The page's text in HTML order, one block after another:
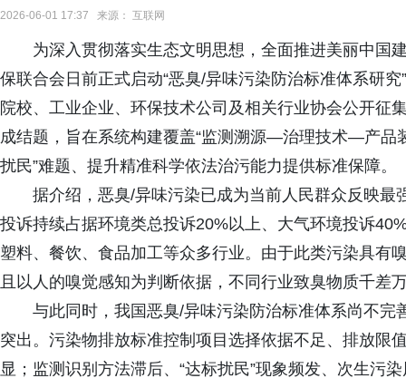
2026-06-01 17:37 来源： 互联网
为深入贯彻落实生态文明思想，全面推进美丽中国
保联合会日前正式启动“恶臭/异味污染防治标准体系研
院校、工业企业、环保技术公司及相关行业协会公开征
成结题，旨在系统构建覆盖“监测溯源—治理技术—产品
扰民”难题、提升精准科学依法治污能力提供标准保障。
据介绍，恶臭/异味污染已成为当前人民群众反映
投诉持续占据环境类总投诉20%以上、大气环境投诉
塑料、餐饮、食品加工等众多行业。由于此类污染具有
且以人的嗅觉感知为判断依据，不同行业致臭物质千差
与此同时，我国恶臭/异味污染防治标准体系尚不
突出。污染物排放标准控制项目选择依据不足、排放限
显；监测识别方法滞后、“达标扰民”现象频发、次生污